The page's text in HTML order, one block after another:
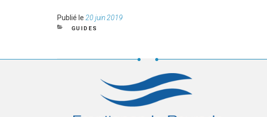
Publié le Publié
le
20 juin 2019
CATÉGORIES
GUIDES